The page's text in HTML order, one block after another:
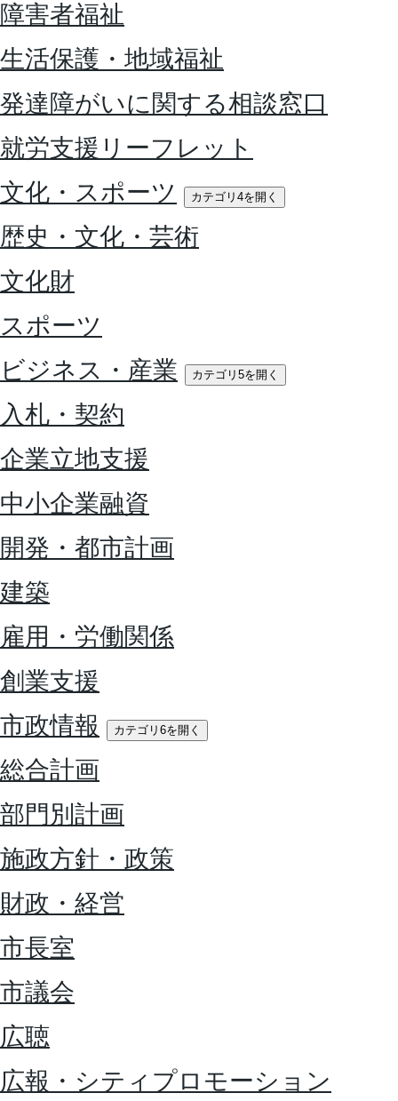
障害者福祉
生活保護・地域福祉
発達障がいに関する相談窓口
就労支援リーフレット
文化・スポーツ
カテゴリ4を開く
歴史・文化・芸術
文化財
スポーツ
ビジネス・産業
カテゴリ5を開く
入札・契約
企業立地支援
中小企業融資
開発・都市計画
建築
雇用・労働関係
創業支援
市政情報
カテゴリ6を開く
総合計画
部門別計画
施政方針・政策
財政・経営
市長室
市議会
広聴
広報・シティプロモーション